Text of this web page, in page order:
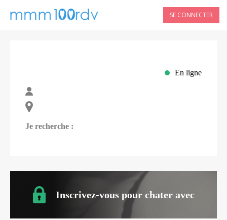
SE CONNECTER
En ligne
Je recherche :
Inscrivez-vous pour chater avec